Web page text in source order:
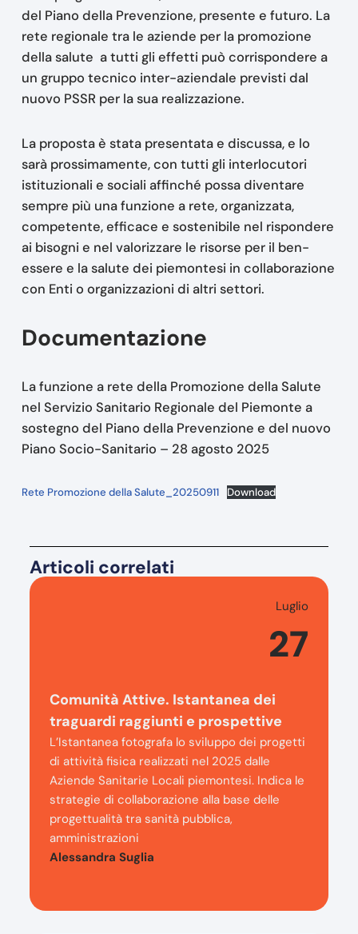
del Piano della Prevenzione, presente e futuro. La
rete regionale tra le aziende per la promozione
della salute a tutti gli effetti può corrispondere a
un gruppo tecnico inter-aziendale previsti dal
nuovo PSSR per la sua realizzazione.
La proposta è stata presentata e discussa, e lo
sarà prossimamente, con tutti gli interlocutori
istituzionali e sociali affinché possa diventare
sempre più una funzione a rete, organizzata,
competente, efficace e sostenibile nel rispondere
ai bisogni e nel valorizzare le risorse per il ben-
essere e la salute dei piemontesi in collaborazione
con Enti o organizzazioni di altri settori.
Documentazione
La funzione a rete della Promozione della Salute
nel Servizio Sanitario Regionale del Piemonte a
sostegno del Piano della Prevenzione e del nuovo
Piano Socio-Sanitario – 28 agosto 2025
Rete Promozione della Salute_20250911 Download
Articoli correlati
Luglio
27
Comunità Attive. Istantanea dei
traguardi raggiunti e prospettive
L’Istantanea fotografa lo sviluppo dei progetti
di attività fisica realizzati nel 2025 dalle
Aziende Sanitarie Locali piemontesi. Indica le
strategie di collaborazione alla base delle
progettualità tra sanità pubblica,
amministrazioni
Alessandra Suglia